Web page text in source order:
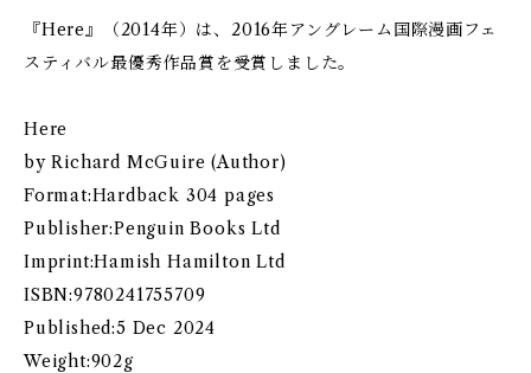
『Here』（2014年）は、2016年アングレーム国際漫画フェ
スティバル最優秀作品賞を受賞しました。
Here
by Richard McGuire (Author)
Format:Hardback 304 pages
Publisher:Penguin Books Ltd
Imprint:Hamish Hamilton Ltd
ISBN:9780241755709
Published:5 Dec 2024
Weight:902g